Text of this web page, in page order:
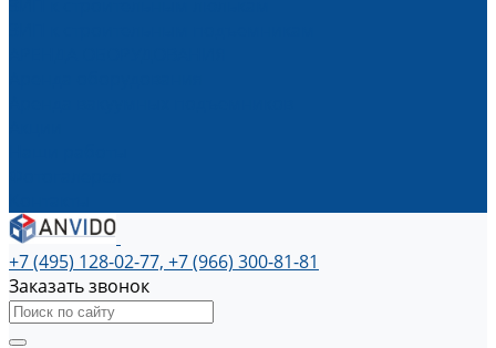
+7 (495) 128-02-77, +7 (966) 300-81-81
Заказать звонок